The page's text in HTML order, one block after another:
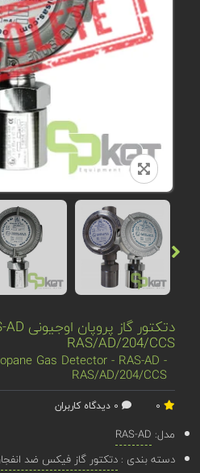
RAS/AD/204/CCS
Gas Detector - RAS-AD -
RAS/AD/204/CCS
مدل: RAS-AD
دسته بندی :دتکتور گاز فیکس ضد انفجار